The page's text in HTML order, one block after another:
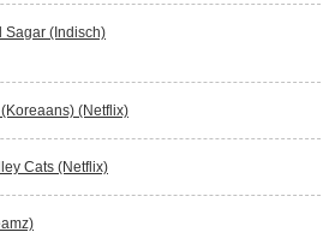
Sagar (Indisch)
(Netflix)
Cats (Netflix)